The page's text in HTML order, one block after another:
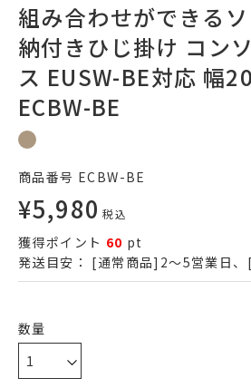
組み合わせができる
納付きひじ掛け コン
ス EUSW-BE対応 幅
ECBW-BE
商品番号 ECBW-BE
¥5,980 税込
獲得ポイント 60 pt
発送目安： [通常商品]2～5営業日